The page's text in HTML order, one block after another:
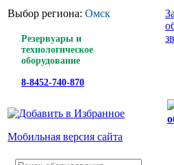
Выбор региона: Омск
Резервуары и
технологическое
оборудование
8-8452-740-870
Мобильная версия сайта